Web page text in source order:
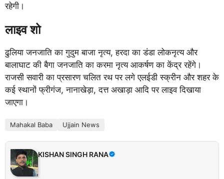
रहेगी।
लाइव शो
ढुलिया जनजाति का गुदुम बाजा नृत्य, हरदा का डंडा लोकनृत्य और
बालाघाट की बैगा जनजाति का करमा नृत्य आकर्षण का केंद्र रहेंगे।
राजसी सवारी का प्रसारण चलित रथ पर लगे एलईडी स्क्रीन और शहर के
कई स्थानों फ्रीगंज, नानाखेड़ा, दत्त अखाड़ा आदि पर लाइव दिखाया
जाएगा।
Mahakal Baba Ujjain News
KISHAN SINGH RANA